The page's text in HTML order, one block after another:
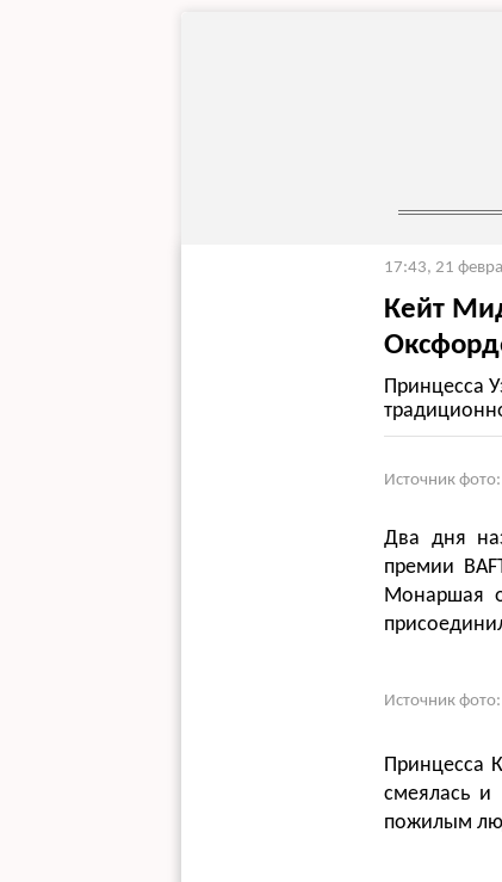
17:43, 21
Кейт
Принцесса
Источник фото:
Два дня
премии
Монаршая
Источник фото:
Принцесса
смеялась и
пожилым